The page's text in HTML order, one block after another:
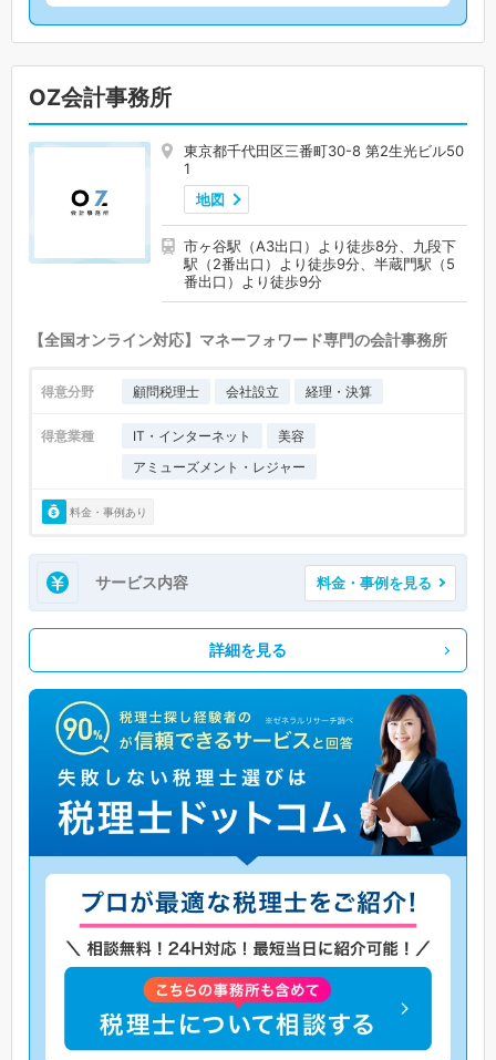
OZ会計事務所
東京都千代田区三番町30-8 第2生光ビル50
1
地図
市ヶ谷駅（A3出口）より徒歩8分、九段下
駅（2番出口）より徒歩9分、半蔵門駅（5
番出口）より徒歩9分
【全国オンライン対応】マネーフォワード専門の会計事務所
得意分野 顧問税理士 会社設立 経理・決算
得意業種 IT・インターネット
美容
アミューズメント・レジャー
料金・事例あり
サービス内容 料金・事例を見る
詳細を見る